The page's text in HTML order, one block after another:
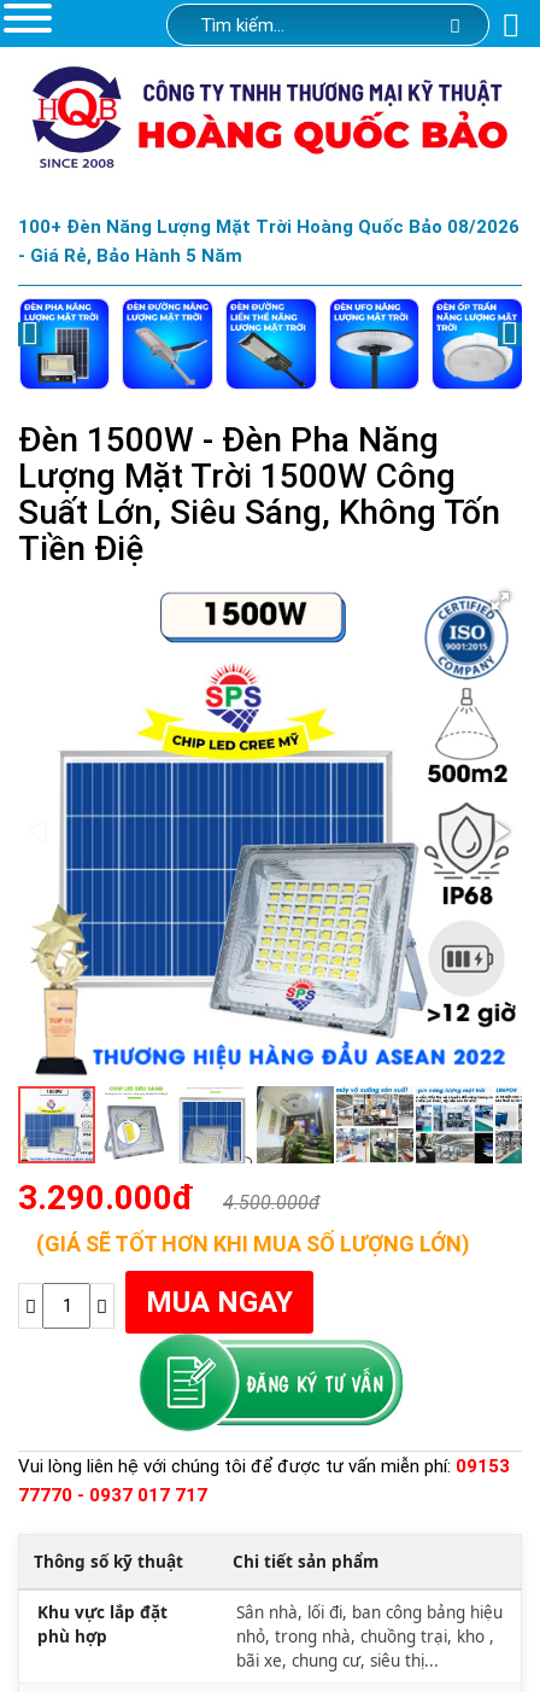
100+ Đèn Năng Lượng Mặt Trời Hoàng Quốc Bảo 08/2026
- Giá Rẻ, Bảo Hành 5 Năm
Đèn 1500W - Đèn Pha Năng
Lượng Mặt Trời 1500W Công
Suất Lớn, Siêu Sáng, Không Tốn
Tiền Điệ
3.290.000đ 4.500.000đ
(GIÁ SẼ TỐT HƠN KHI MUA SỐ LƯỢNG LỚN)
Vui lòng liên hệ với chúng tôi để được tư vấn miễn phí: 09153
77770 - 0937 017 717
Thông số kỹ thuật Chi tiết sản phẩm
Khu vực lắp đặt
phù hợp
Sân nhà, lối đi, ban công bảng hiệu
nhỏ, trong nhà, chuồng trại, kho ,
bãi xe, chung cư, siêu thị...